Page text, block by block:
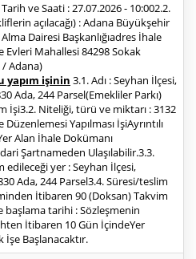
ve Saati : 27.07.2026 - 10:002.2.
açılacağı) : Adana Büyükşehir
Dairesi Başkanlığıadres İhale
Evleri Mahallesi 84298 Sokak
Adana)
yapım işinin 3.1. Adı : Seyhan İlçesi,
Ada, 244 Parsel(Emekliler Parkı)
İşi3.2. Niteliği, türü ve miktarı : 3132
Yapılması İşiAyrıntılı
Alan İhale Dokümanı
Şartnameden Ulaşılabilir.3.3.
edileceği yer : Seyhan İlçesi,
Ada, 244 Parsel3.4. Süresi/teslim
İtibaren 90 (Doksan) Takvim
başlama tarihi : Sözleşmenin
İtibaren 10 Gün İçindeYer
İşe Başlanacaktır.